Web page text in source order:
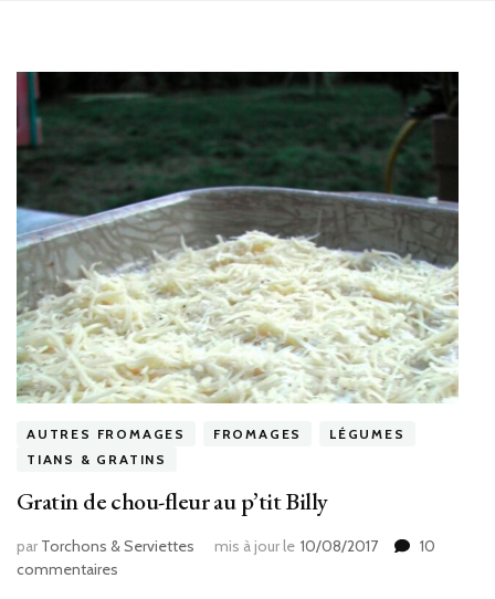
AUTRES FROMAGES FROMAGES
LÉGUMES
TIANS & GRATINS
Gratin de chou-fleur au p’tit Billy
par Torchons & Serviettes mis à jour le 10/08/2017
10
commentaires